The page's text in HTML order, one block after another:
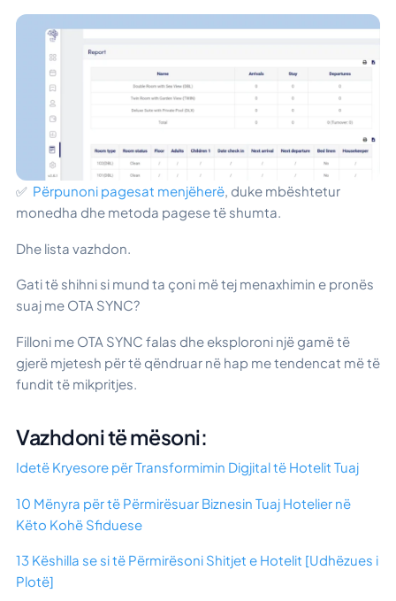
✅ Përpunoni pagesat menjëherë, duke mbështetur
monedha dhe metoda pagese të shumta.
Dhe lista vazhdon.
Gati të shihni si mund ta çoni më tej menaxhimin e pronës
suaj me OTA SYNC?
Filloni me OTA SYNC falas dhe eksploroni një gamë të
gjerë mjetesh për të qëndruar në hap me tendencat më të
fundit të mikpritjes.
Vazhdoni të mësoni:
Idetë Kryesore për Transformimin Digjital të Hotelit Tuaj
10 Mënyra për të Përmirësuar Biznesin Tuaj Hotelier në
Këto Kohë Sfiduese
13 Këshilla se si të Përmirësoni Shitjet e Hotelit [Udhëzues i
Plotë]